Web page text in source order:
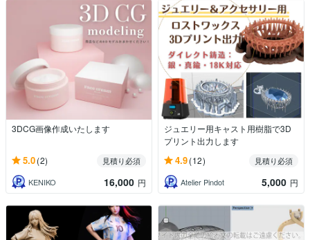
3DCG画像作成いたします
5.0(2)
見積り必須
KENIKO
16,000 円
ジュエリー用キャスト用樹脂で3D
プリント出力します
4.9(12)
見積り必須
Atelier Pindot
5,000 円